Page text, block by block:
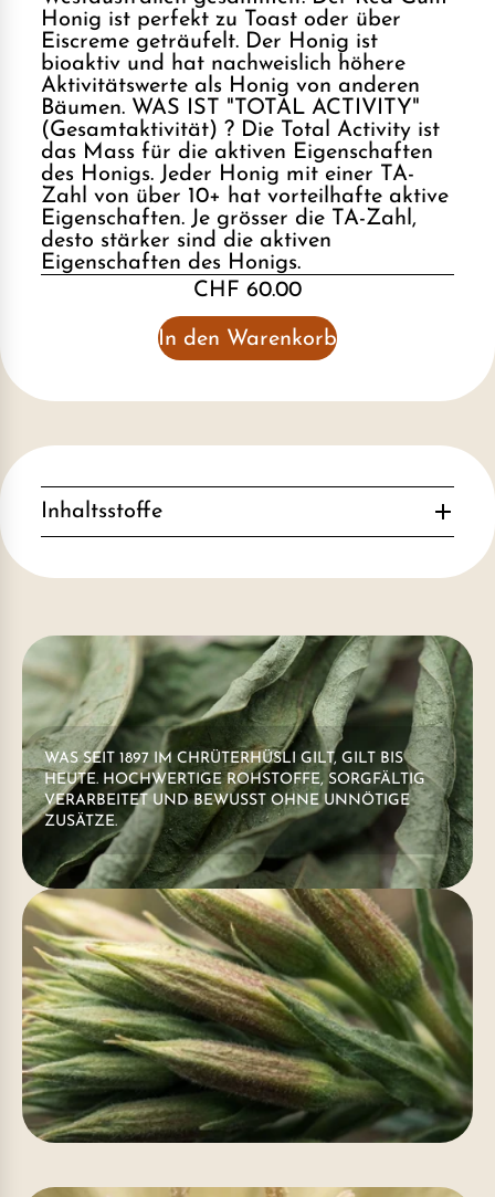
Honig ist perfekt zu Toast oder über
Eiscreme geträufelt. Der Honig ist
bioaktiv und hat nachweislich höhere
Aktivitätswerte als Honig von anderen
Bäumen. WAS IST "TOTAL ACTIVITY"
(Gesamtaktivität) ? Die Total Activity ist
das Mass für die aktiven Eigenschaften
des Honigs. Jeder Honig mit einer TA-
Zahl von über 10+ hat vorteilhafte aktive
Eigenschaften. Je grösser die TA-Zahl,
desto stärker sind die aktiven
Eigenschaften des Honigs.
CHF 60.00
In den Warenkorb
Inhaltsstoffe
WAS SEIT 1897 IM CHRÜTERHÜSLI GILT, GILT BIS
HEUTE. HOCHWERTIGE ROHSTOFFE, SORGFÄLTIG
VERARBEITET UND BEWUSST OHNE UNNÖTIGE
ZUSÄTZE.